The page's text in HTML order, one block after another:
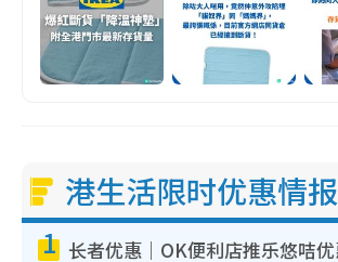
港生活限时优惠情报
1